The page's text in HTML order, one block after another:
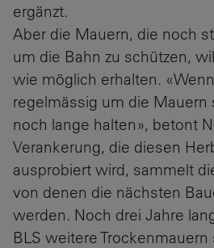
ergänzt.
Aber die Mauern, die noch
um die Bahn zu schützen,
wie möglich erhalten.
regelmässig um die Mauern
noch lange halten», betont
Verankerung, die diesen
ausprobiert wird, sammelt
von denen die nächsten
werden. Noch drei Jahre
BLS weitere Trockenmauern